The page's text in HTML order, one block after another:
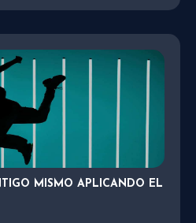
MISMO APLICANDO EL